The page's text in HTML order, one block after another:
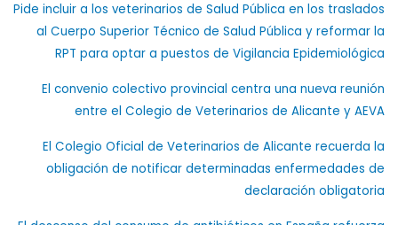
Pide incluir a los veterinarios de Salud Pública en los traslados
al Cuerpo Superior Técnico de Salud Pública y reformar la
RPT para optar a puestos de Vigilancia Epidemiológica
El convenio colectivo provincial centra una nueva reunión
entre el Colegio de Veterinarios de Alicante y AEVA
El Colegio Oficial de Veterinarios de Alicante recuerda la
obligación de notificar determinadas enfermedades de
declaración obligatoria